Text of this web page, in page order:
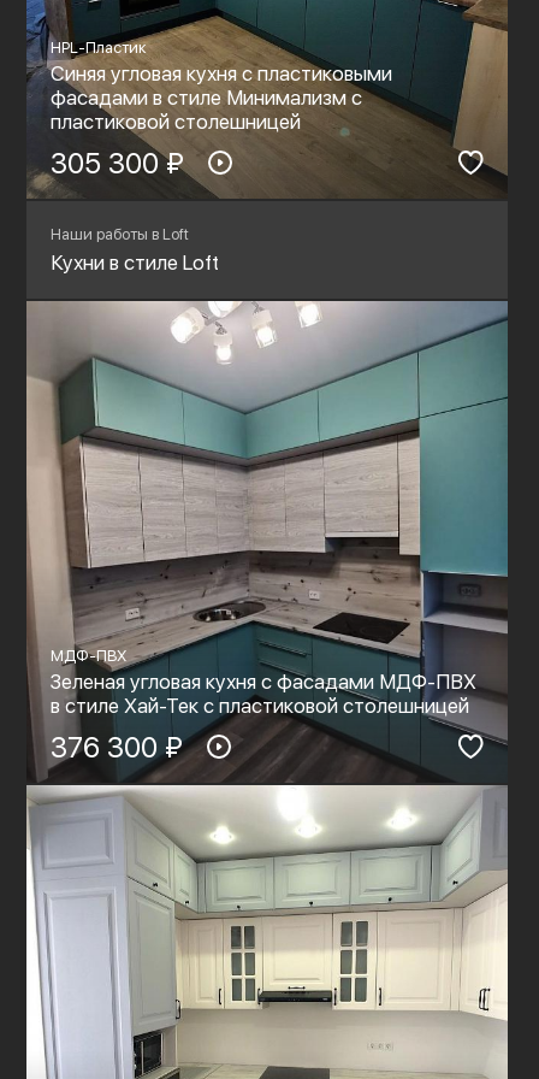
HPL-Пластик
Синяя угловая кухня с пластиковыми
фасадами в стиле Минимализм с
пластиковой столешницей
305 300 ₽
Наши работы в Loft
Кухни в стиле Loft
МДФ-ПВХ
Зеленая угловая кухня с фасадами МДФ-ПВХ
в стиле Хай-Тек с пластиковой столешницей
376 300 ₽